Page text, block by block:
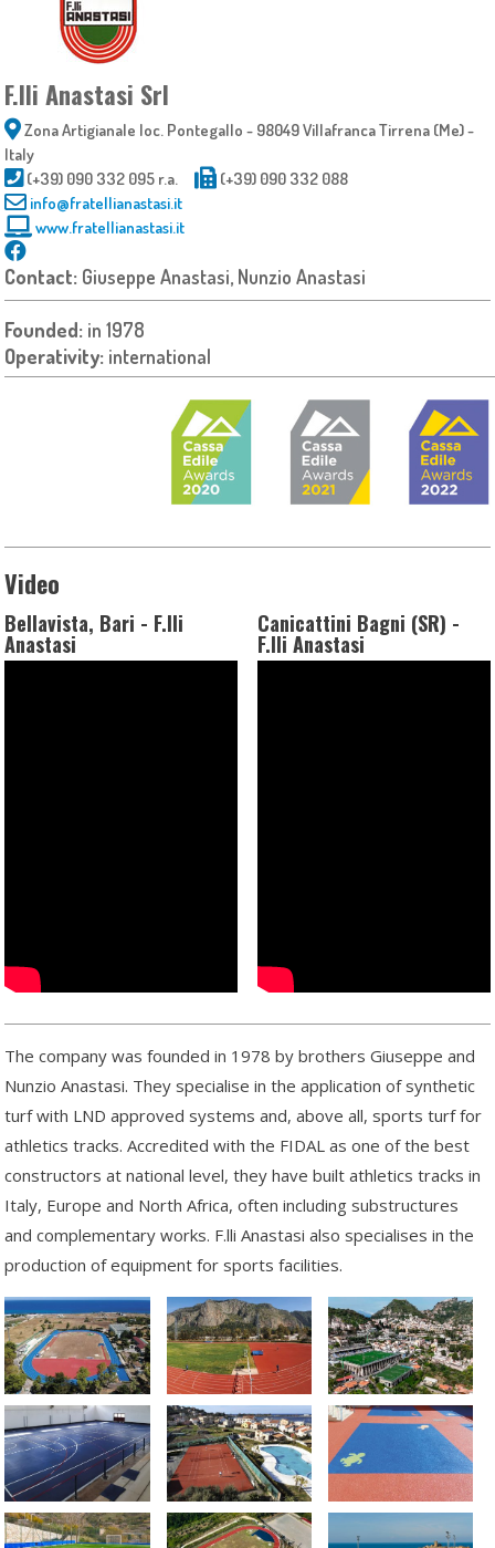
F.lli Anastasi Srl
Zona Artigianale loc. Pontegallo - 98049 Villafranca Tirrena (Me) -
Italy
(+39) 090 332 095 r.a.
(+39) 090 332 088
info@fratellianastasi.it
www.fratellianastasi.it
Contact: Giuseppe Anastasi, Nunzio Anastasi
Founded: in 1978
Operativity: international
Video
Bellavista, Bari - F.lli
Anastasi
Canicattini Bagni (SR) -
F.lli Anastasi
The company was founded in 1978 by brothers Giuseppe and
Nunzio Anastasi. They specialise in the application of synthetic
turf with LND approved systems and, above all, sports turf for
athletics tracks. Accredited with the FIDAL as one of the best
constructors at national level, they have built athletics tracks in
Italy, Europe and North Africa, often including substructures
and complementary works. F.lli Anastasi also specialises in the
production of equipment for sports facilities.